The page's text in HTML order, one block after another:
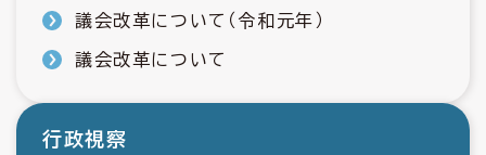
議会改革について（令和元年）
議会改革について
行政視察